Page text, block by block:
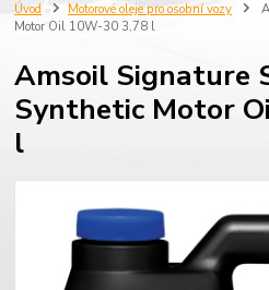
Úvod Motorové oleje pro osobní vozy
Motor Oil 10W-30 3,78 l
Amsoil Signature
Synthetic Motor
l